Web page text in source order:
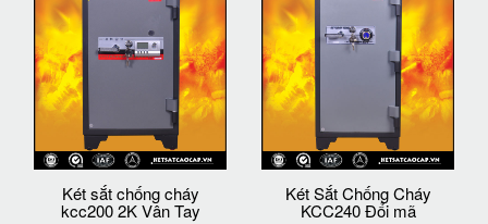
Két sắt chống cháy
kcc200 2K Vân Tay
Két Sắt Chống Cháy
KCC240 Đổi mã